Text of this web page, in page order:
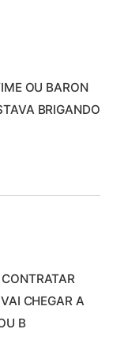
OU BARON
BRIGANDO
CHEGAR A
B